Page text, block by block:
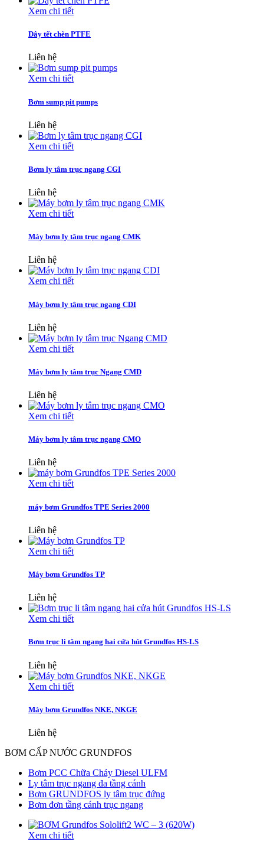
Xem chi tiết
Dây tết chèn PTFE
Liên hệ
Xem chi tiết
Bơm sump pit pumps
Liên hệ
Xem chi tiết
Bơm ly tâm trục ngang CGI
Liên hệ
Xem chi tiết
Máy bơm ly tâm trục ngang CMK
Liên hệ
Xem chi tiết
Máy bơm ly tâm trục ngang CDI
Liên hệ
Xem chi tiết
Máy bơm ly tâm trục Ngang CMD
Liên hệ
Xem chi tiết
Máy bơm ly tâm trục ngang CMO
Liên hệ
Xem chi tiết
máy bơm Grundfos TPE Series 2000
Liên hệ
Xem chi tiết
Máy bơm Grundfos TP
Liên hệ
Xem chi tiết
Bơm trục li tâm ngang hai cửa hút Grundfos HS-LS
Liên hệ
Xem chi tiết
Máy bơm Grundfos NKE, NKGE
Liên hệ
BƠM CẤP NƯỚC GRUNDFOS
Bơm PCC Chữa Cháy Diesel ULFM
Ly tâm trục ngang đa tầng cánh
Bơm GRUNDFOS ly tâm trục đứng
Bơm đơn tầng cánh trục ngang
Xem chi tiết